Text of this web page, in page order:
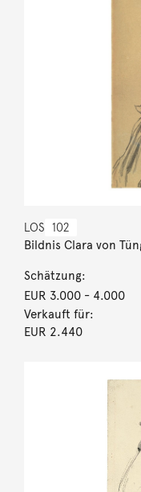
LOS 102
Bildnis Clara von
Schätzung:
EUR 3.000- 4.000
Verkauft für:
EUR 2.440